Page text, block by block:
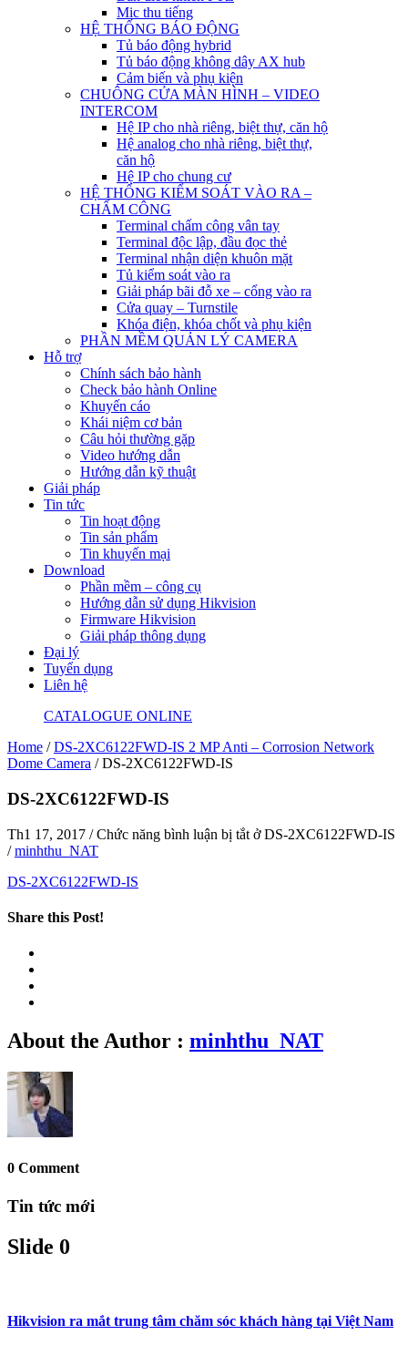
Mic thu tiếng
HỆ THỐNG BÁO ĐỘNG
Tủ báo động hybrid
Tủ báo động không dây AX hub
Cảm biến và phụ kiện
CHUÔNG CỬA MÀN HÌNH – VIDEO
INTERCOM
Hệ IP cho nhà riêng, biệt thự, căn hộ
Hệ analog cho nhà riêng, biệt thự,
căn hộ
Hệ IP cho chung cư
HỆ THỐNG KIỂM SOÁT VÀO RA –
CHẤM CÔNG
Terminal chấm công vân tay
Terminal độc lập, đầu đọc thẻ
Terminal nhận diện khuôn mặt
Tủ kiểm soát vào ra
Giải pháp bãi đỗ xe – cổng vào ra
Cửa quay – Turnstile
Khóa điện, khóa chốt và phụ kiện
PHẦN MỀM QUẢN LÝ CAMERA
Hỗ trợ
Chính sách bảo hành
Check bảo hành Online
Khuyến cáo
Khái niệm cơ bản
Câu hỏi thường gặp
Video hướng dẫn
Hướng dẫn kỹ thuật
Giải pháp
Tin tức
Tin hoạt động
Tin sản phẩm
Tin khuyến mại
Download
Phần mềm – công cụ
Hướng dẫn sử dụng Hikvision
Firmware Hikvision
Giải pháp thông dụng
Đại lý
Tuyển dụng
Liên hệ
CATALOGUE ONLINE
Home / DS-2XC6122FWD-IS 2 MP Anti – Corrosion Network
Dome Camera / DS-2XC6122FWD-IS
DS-2XC6122FWD-IS
Th1 17, 2017 /Chức năng bình luận bị tắt ở DS-2XC6122FWD-IS
/minhthu_NAT
DS-2XC6122FWD-IS
Share this Post!
About the Author : minhthu_NAT
0 Comment
Tin tức mới
Slide 0
Hikvision ra mắt trung tâm chăm sóc khách hàng tại Việt Nam